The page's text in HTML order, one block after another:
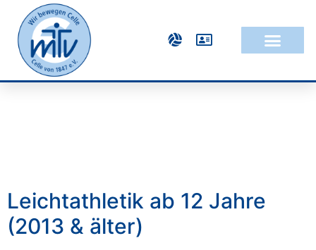
Leichtathletik ab 12 Jahre
(2013 & älter)